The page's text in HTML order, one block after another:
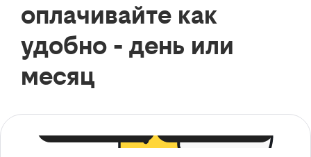
оплачивайте как
удобно - день или
месяц